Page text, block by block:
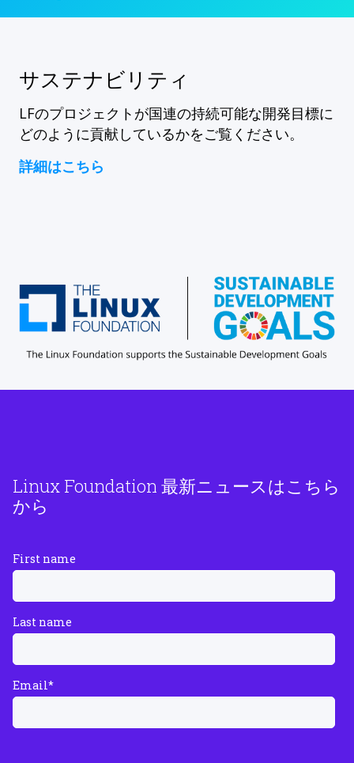
サステナビリティ
LFのプロジェクトが国連の持続可能な開発目標に
どのように貢献しているかをご覧ください。
詳細はこちら
Linux Foundation 最新ニュースはこちら
から
First name
Last name
Email*